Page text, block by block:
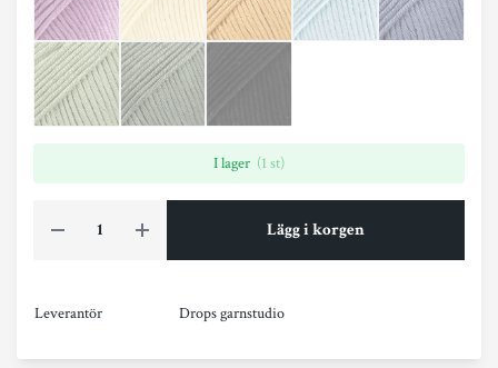
I lager (1 st)
Lägg i korgen
Leverantör Drops garnstudio